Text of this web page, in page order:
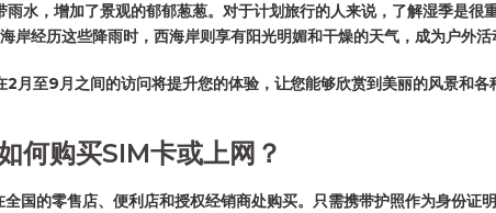
水，增加了景观的郁郁葱葱。对于计划旅行的人来说，了解湿季是很
岸经历这些降雨时，西海岸则享有阳光明媚和干燥的天气，成为户外活
月至9月之间的访问将提升您的体验，让您能够欣赏到美丽的风景和各
何购买SIM卡或上网？
国的零售店、便利店和授权经销商处购买。只需携带护照作为身份证明